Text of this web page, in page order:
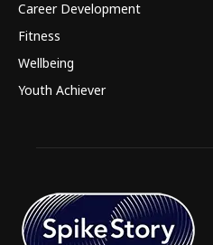
Career Development
Fitness
Wellbeing
Youth Achiever